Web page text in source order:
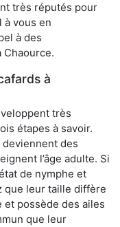
très réputés pour
à vous en
à des
à
très
étapes à savoir.
deviennent des
l’âge adulte. Si
de nymphe et
que leur taille diffère
et possède des ailes
que leur